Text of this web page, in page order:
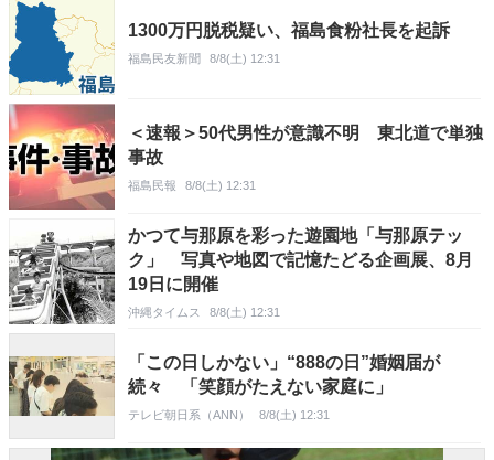
1300万円脱税疑い、福島食粉社長を起訴
福島民友新聞 8/8(土) 12:31
＜速報＞50代男性が意識不明 東北道で単独
事故
福島民報 8/8(土) 12:31
かつて与那原を彩った遊園地「与那原テッ
ク」 写真や地図で記憶たどる企画展、8月
19日に開催
沖縄タイムス 8/8(土) 12:31
「この日しかない」“888の日”婚姻届が
続々 「笑顔がたえない家庭に」
テレビ朝日系（ANN） 8/8(土) 12:31